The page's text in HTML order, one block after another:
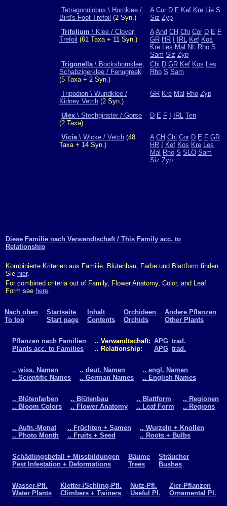
Tetragonolobus \ Hornklee /
Bird's-Foot Trefoil (2 Syn.)
A Cor D F Kef Kre Lie S
Siz Zyp
Trifolium \ Klee / Clover,
Trefoil (61 Taxa + 11 Syn.)
A And CH Chi Cor D E F
GR HR IRL Kef Kos
Kre Les Mal NL Rho S
Sam Siz Zyp
Trigonella\ Bockshornklee,
Schabzigerklee / Fenugreek
(5 Taxa + 2 Syn.)
Chi D GR Kef Kos Les
Rho S Sam
Tripodion \ Wundklee /
Kidney Vetch (2 Syn.)
GR Kre Mal Rho Zyp
Ulex \ Stechginster / Gorse
(2 Taxa)
D E F IRL Ten
Vicia\ Wicke / Vetch (48
Taxa + 14 Syn.)
A CH Chi Cor D E F GR
HR
Kef Kos Kre Les
Mal Rho S SLO Sam
Siz Zyp
Diese Familie nach Verwandtschaft / This Family acc. to
Relationship
Kombinierte Kriterien aus Familie, Blütenbau, Farbe und Blattform finden
Sie hier.
For combined criteria out of Family, Flower Anatomy, Color, and Leaf
Form see here.
Nach oben
To top
Startseite
Start page
Inhalt
Contents
Orchideen
Orchids
Andere Pflanzen
Other Plants
Pflanzen nach Familien
Plants acc. to Families
.. Verwandtschaft:
.. Relationship:
APG
APG
trad.
trad.
.. wiss. Namen
.. Scientific Names
.. deut. Namen
.. German Names
.. engl. Namen
.. English Names
.. Blütenfarben
.. Bloom Colors
.. Blütenbau
.. Flower Anatomy
.. Blattform
.. Leaf Form
.. Regionen
.. Regions
.. Aufn.-Monat
.. Photo Month
.. Früchten + Samen
.. Fruits + Seed
.. Wurzeln + Knollen
.. Roots + Bulbs
Schädlingsbefall + Missbildungen
Pest Infestation + Deformations
Bäume
Trees
Sträucher
Bushes
Wasser-Pfl.
Water Plants
Kletter-/Schling-Pfl.
Climbers + Twiners
Nutz-Pfl.
Useful Pl.
Zier-Pflanzen
Ornamental Pl.